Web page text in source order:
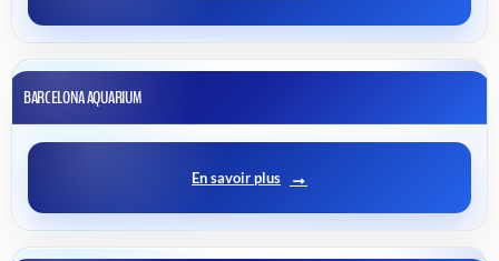
BARCELONA AQUARIUM
En savoir plus